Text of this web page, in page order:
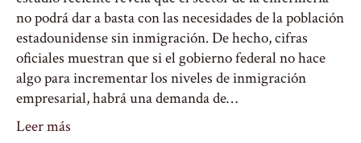
no podrá dar a basta con las necesidades de la población
estadounidense sin inmigración. De hecho, cifras
oficiales muestran que si el gobierno federal no hace
algo para incrementar los niveles de inmigración
empresarial, habrá una demanda de…
Leer más